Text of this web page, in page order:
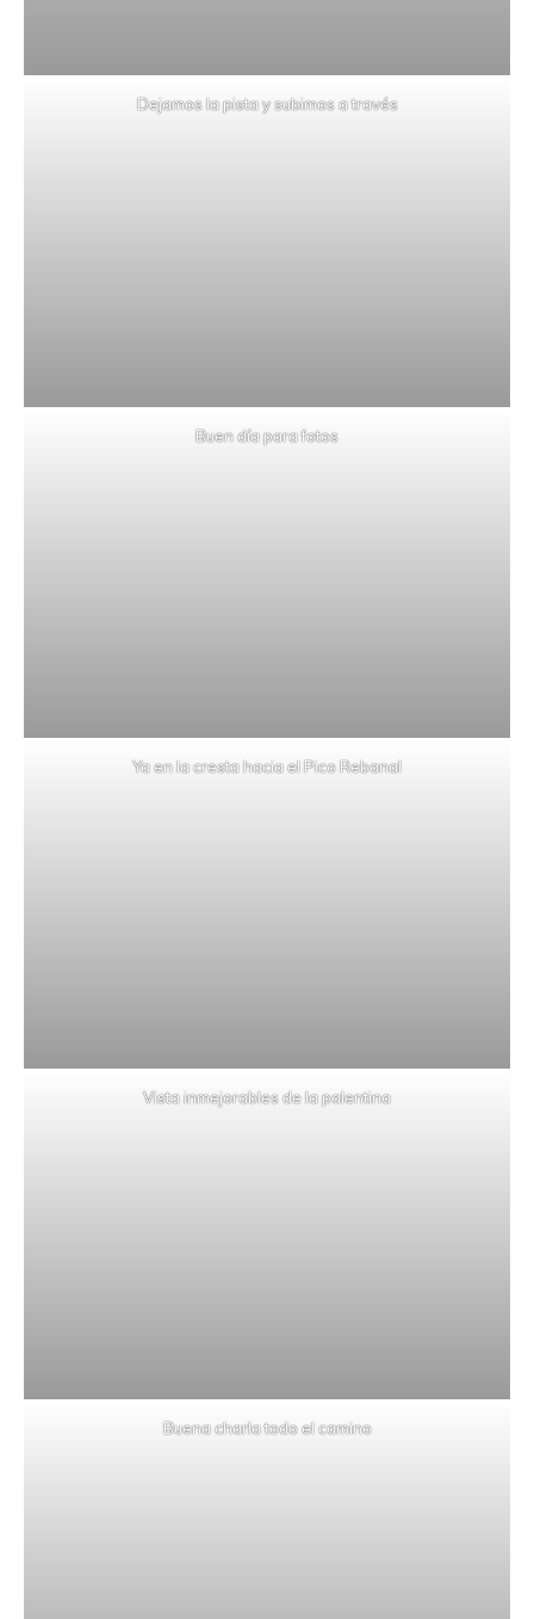
Dejamos la pista y subimos a través
Buen día para fotos
Ya en la cresta hacia el Pico Rebanal
Vista inmejorables de la palentina
Buena charla todo el camino